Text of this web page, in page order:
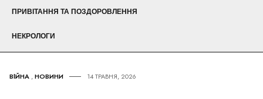
ПРИВІТАННЯ ТА ПОЗДОРОВЛЕННЯ
НЕКРОЛОГИ
ВІЙНА ,НОВИНИ 14 ТРАВНЯ, 2026